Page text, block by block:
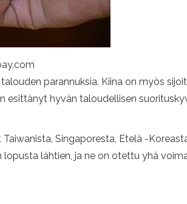
parannuksia. Kiina on myös
esittänyt hyvän taloudellisen
Singaporesta, Etelä -
lähtien, ja ne on otettu yhä